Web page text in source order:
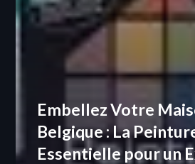
Embellez Votre
Belgique : La
Essentielle pour un